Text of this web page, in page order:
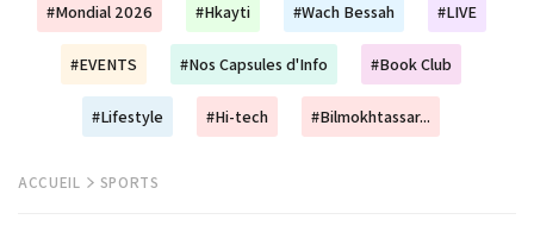
#Mondial 2026 #Hkayti #Wach Bessah #LIVE
#EVENTS #Nos Capsules d'Info #Book Club
#Lifestyle #Hi-tech #Bilmokhtassar...
ACCUEIL SPORTS